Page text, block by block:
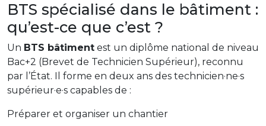
BTS spécialisé dans le bâtiment :
qu’est-ce que c’est ?
Un BTS bâtiment est un diplôme national de niveau
Bac+2 (Brevet de Technicien Supérieur), reconnu
par l’État. Il forme en deux ans des technicien·ne·s
supérieur·e·s capables de :
Préparer et organiser un chantier